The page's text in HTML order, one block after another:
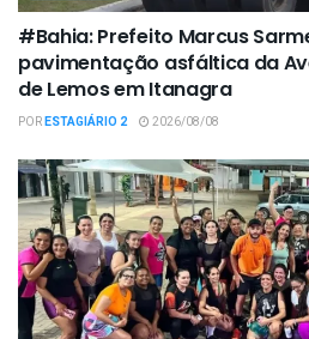
#Bahia: Prefeito Marcus
pavimentação asfáltica da
de Lemos em Itanagra
PORESTAGIÁRIO 2 2026/08/08